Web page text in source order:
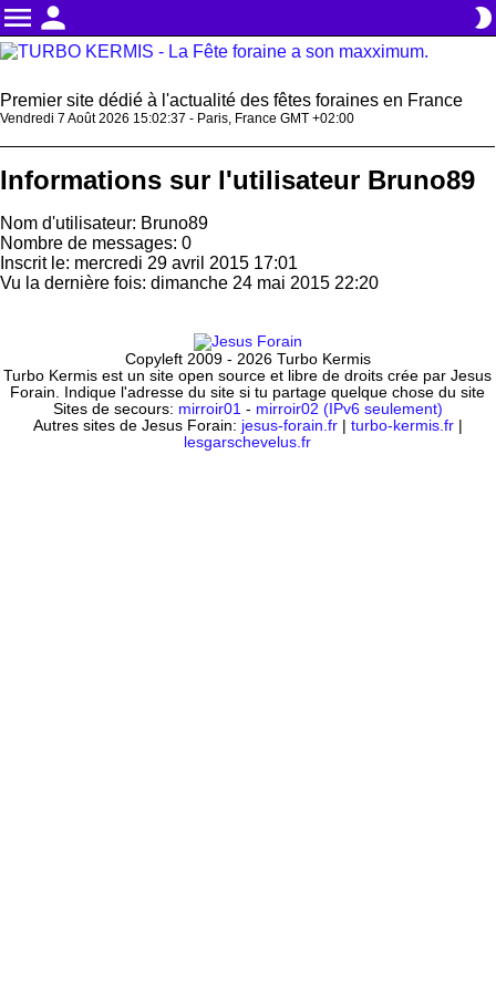
menu person brightness_2
Premier site dédié à l'actualité des fêtes foraines en France
Vendredi 7 Août 2026 15:02:37 - Paris, France GMT +02:00
Informations sur l'utilisateur Bruno89
Nom d'utilisateur: Bruno89
Nombre de messages: 0
Inscrit le: mercredi 29 avril 2015 17:01
Vu la dernière fois: dimanche 24 mai 2015 22:20
Copyleft 2009 - 2026 Turbo Kermis
Turbo Kermis est un site open source et libre de droits crée par Jesus
Forain. Indique l'adresse du site si tu partage quelque chose du site
Sites de secours: mirroir01 - mirroir02 (IPv6 seulement)
Autres sites de Jesus Forain: jesus-forain.fr| turbo-kermis.fr|
lesgarschevelus.fr